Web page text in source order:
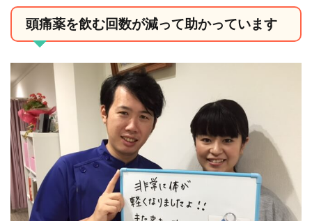
頭痛薬を飲む回数が減って助かっています